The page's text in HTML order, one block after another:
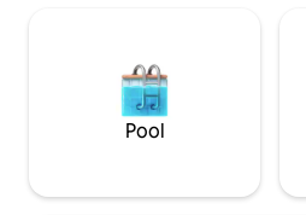
Pool